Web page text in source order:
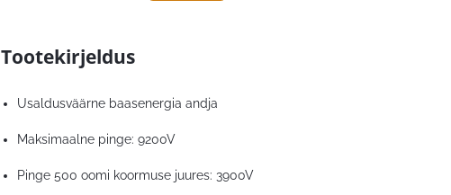
Tootekirjeldus
Usaldusväärne baasenergia andja
Maksimaalne pinge: 9200V
Pinge 500 oomi koormuse juures: 3900V